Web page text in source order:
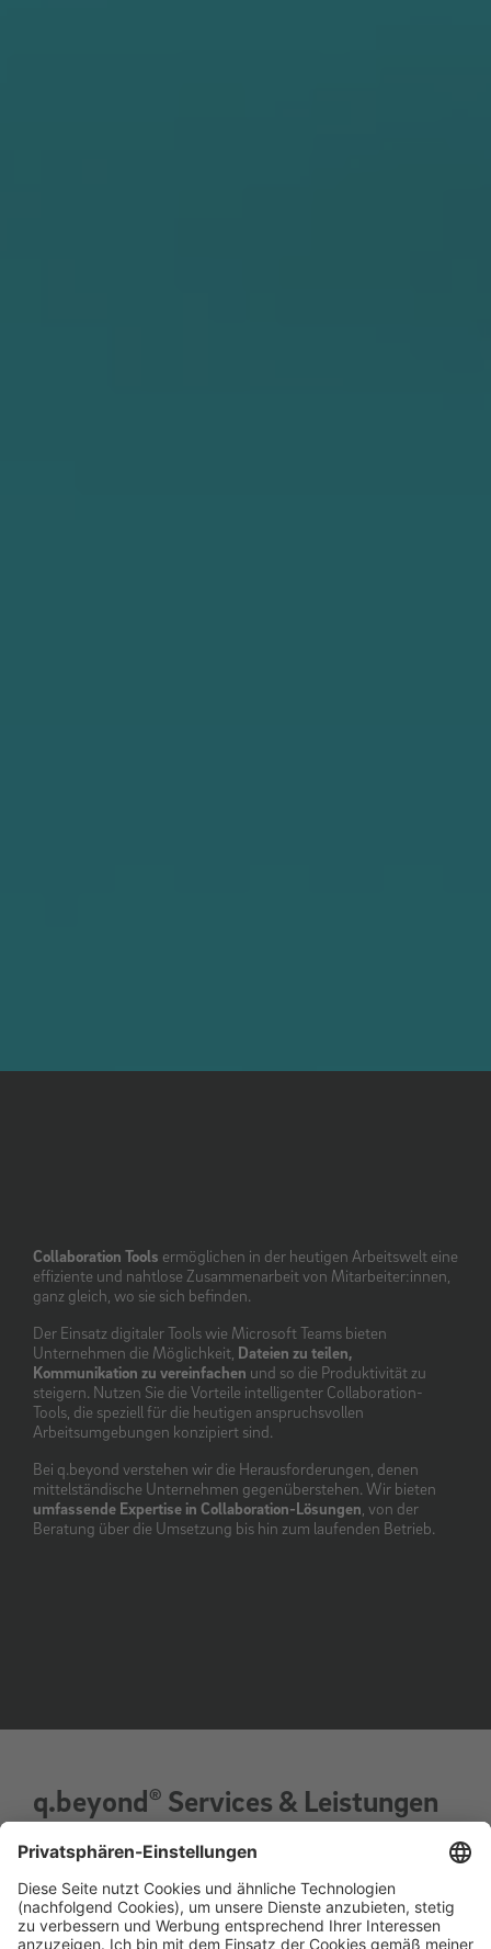
Collaboration Tools ermöglichen in der heutigen Arbeitswelt eine
effiziente und nahtlose Zusammenarbeit von Mitarbeiter:innen,
ganz gleich, wo sie sich befinden.
Der Einsatz digitaler Tools wie Microsoft Teams bieten
Unternehmen die Möglichkeit, Dateien zu teilen,
Kommunikation zu vereinfachen und so die Produktivität zu
steigern. Nutzen Sie die Vorteile intelligenter Collaboration-
Tools, die speziell für die heutigen anspruchsvollen
Arbeitsumgebungen konzipiert sind.
Bei q.beyond verstehen wir die Herausforderungen, denen
mittelständische Unternehmen gegenüberstehen. Wir bieten
umfassende Expertise in Collaboration-Lösungen , von der
Beratung über die Umsetzung bis hin zum laufenden Betrieb.
q.beyond® Services & Leistungen
im Bereich Collaboration
OnePhoneBook für Microsoft Teams